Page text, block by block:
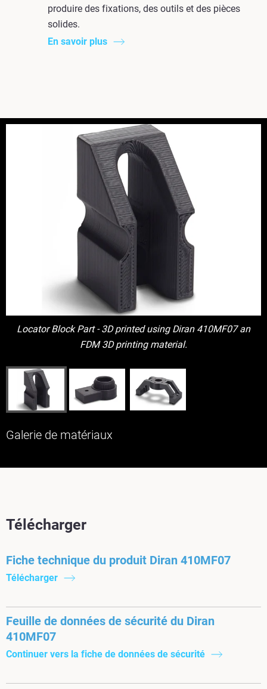
produire des fixations, des outils et des pièces
solides.
En savoir plus
Locator Block Part - 3D printed using Diran 410MF07 an
FDM 3D printing material.
Galerie de matériaux
Télécharger
Fiche technique du produit Diran 410MF07
Télécharger
Feuille de données de sécurité du Diran
410MF07
Continuer vers la fiche de données de sécurité